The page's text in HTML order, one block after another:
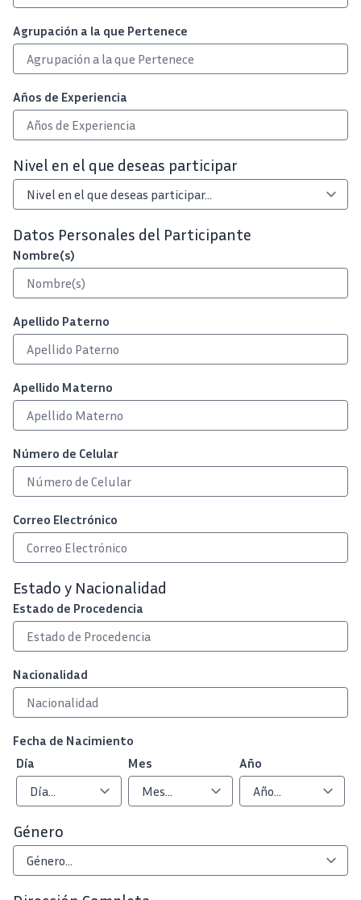
Agrupación a la que Pertenece
Años de Experiencia
Nivel en el que deseas participar
Datos Personales del Participante
Nombre(s)
Apellido Paterno
Apellido Materno
Número de Celular
Correo Electrónico
Estado y Nacionalidad
Estado de Procedencia
Nacionalidad
Fecha de Nacimiento
Día
Mes Año
Género